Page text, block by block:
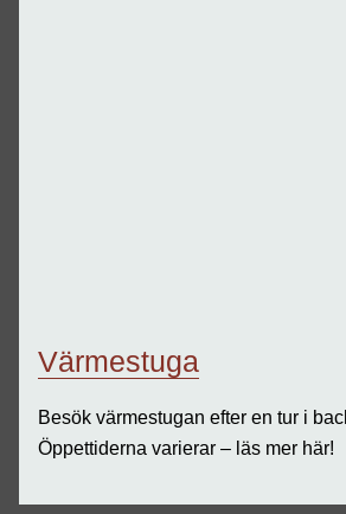
Värmestuga
Besök värmestugan efter en tur i
Öppettiderna varierar – läs mer här!